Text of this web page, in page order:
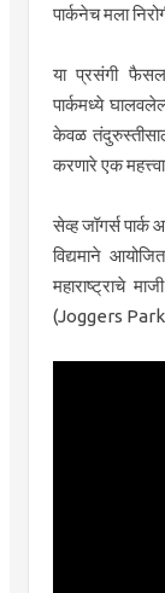
पार्कनेच मला
या प्रसंगी फैसल
पार्कमध्ये
केवळ
करणारे एक
सेव्ह जॉगर्स
विद्यमाने
महाराष्ट्राचे
(Joggers